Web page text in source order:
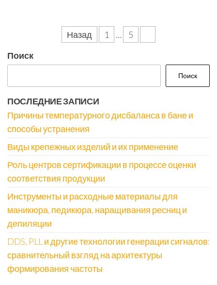
Пагинация
записей
Назад 1 … 5
Поиск
Поиск
ПОСЛЕДНИЕ ЗАПИСИ
Причины температурного дисбаланса в бане и
способы устранения
Виды крепежных изделий и их применение
Роль центров сертификации в процессе оценки
соответствия продукции
Инструменты и расходные материалы для
маникюра, педикюра, наращивания ресниц и
депиляции
DDS, PLL и другие технологии генерации сигналов:
сравнительный взгляд на архитектуры
формирования частоты